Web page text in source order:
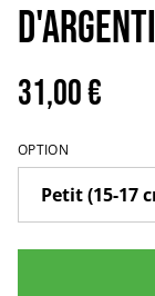
31,00 €
OPTION